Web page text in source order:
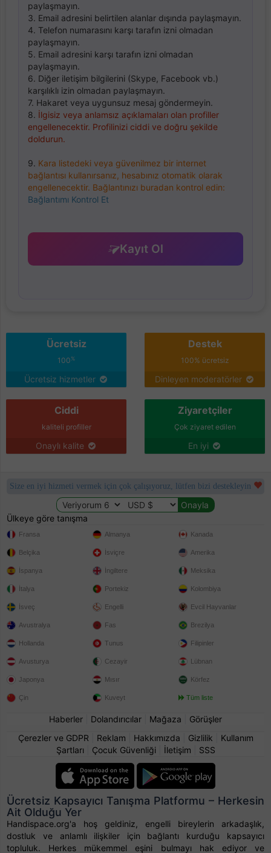
paylaşmayın.
3. Email adresini belirtilen alanlar dışında paylaşmayın.
4. Telefon numarasını karşı tarafın izni olmadan
paylaşmayın.
5. Email adresini karşı tarafın izni olmadan
paylaşmayın.
6. Diğer iletişim bilgilerini (Skype, Facebook vb.)
karşılıklı izin olmadan paylaşmayın.
7. Hakaret veya uygunsuz mesaj göndermeyin.
8. İlgisiz veya anlamsız açıklamaları olan profiller
engellenecektir. Profilinizi ciddi ve doğru şekilde
doldurun.
9. Kara listedeki veya güvenilmez bir internet
bağlantısı kullanırsanız, hesabınız otomatik olarak
engellenecektir. Bağlantınızı buradan kontrol edin:
Bağlantımı Kontrol Et
Kayıt Ol
Ücretsiz
100%
Ücretsiz hizmetler
Destek
100% ücretsiz
Dinleyen moderatörler
Ciddi
kaliteli profiller
Onaylı kalite
Ziyaretçiler
Çok ziyaret edilen
En iyi
Size en iyi hizmeti vermek için çok çalışıyoruz, lütfen bizi destekleyin
Ülkeye göre tanışma
Fransa
Belçika
İspanya
İtalya
İsveç
Almanya
İsviçre
İngiltere
Portekiz
Engelli
Kanada
Amerika
Meksika
Kolombiya
Evcil Hayvanlar
Avustralya
Hollanda
Avusturya
Japonya
Çin
Fas
Tunus
Cezayir
Mısır
Kuveyt
Brezilya
Filipinler
Lübnan
Körfez
Tüm liste
Haberler Dolandırıcılar Mağaza
Görüşler
Çerezler ve GDPR
Reklam Hakkımızda Gizlilik
Kullanım
Şartları
Çocuk Güvenliği| İletişim SSS
Ücretsiz Kapsayıcı Tanışma Platformu – Herkesin
Ait Olduğu Yer
Handispace.org'a hoş geldiniz, engelli bireylerin arkadaşlık,
dostluk ve anlamlı ilişkiler için bağlantı kurduğu kapsayıcı
topluluk. Herkes mükemmel eşini bulmayı hak ediyor ve